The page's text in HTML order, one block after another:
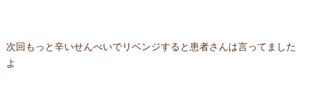
次回もっと辛いせんべいでリベンジすると患者さんは言ってました
よ